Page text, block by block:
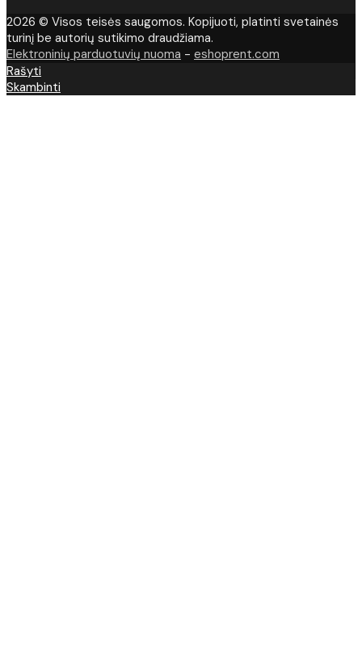
2026 © Visos teisės saugomos. Kopijuoti, platinti svetainės
turinį be autorių sutikimo draudžiama.
Elektroninių parduotuvių nuoma - eshoprent.com
Rašyti
Skambinti